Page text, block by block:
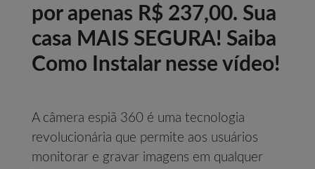
por apenas R$ 237,00. Sua
casa MAIS SEGURA! Saiba
Como Instalar nesse vídeo!
A câmera espiã 360 é uma tecnologia
revolucionária que permite aos usuários
monitorar e gravar imagens em qualquer